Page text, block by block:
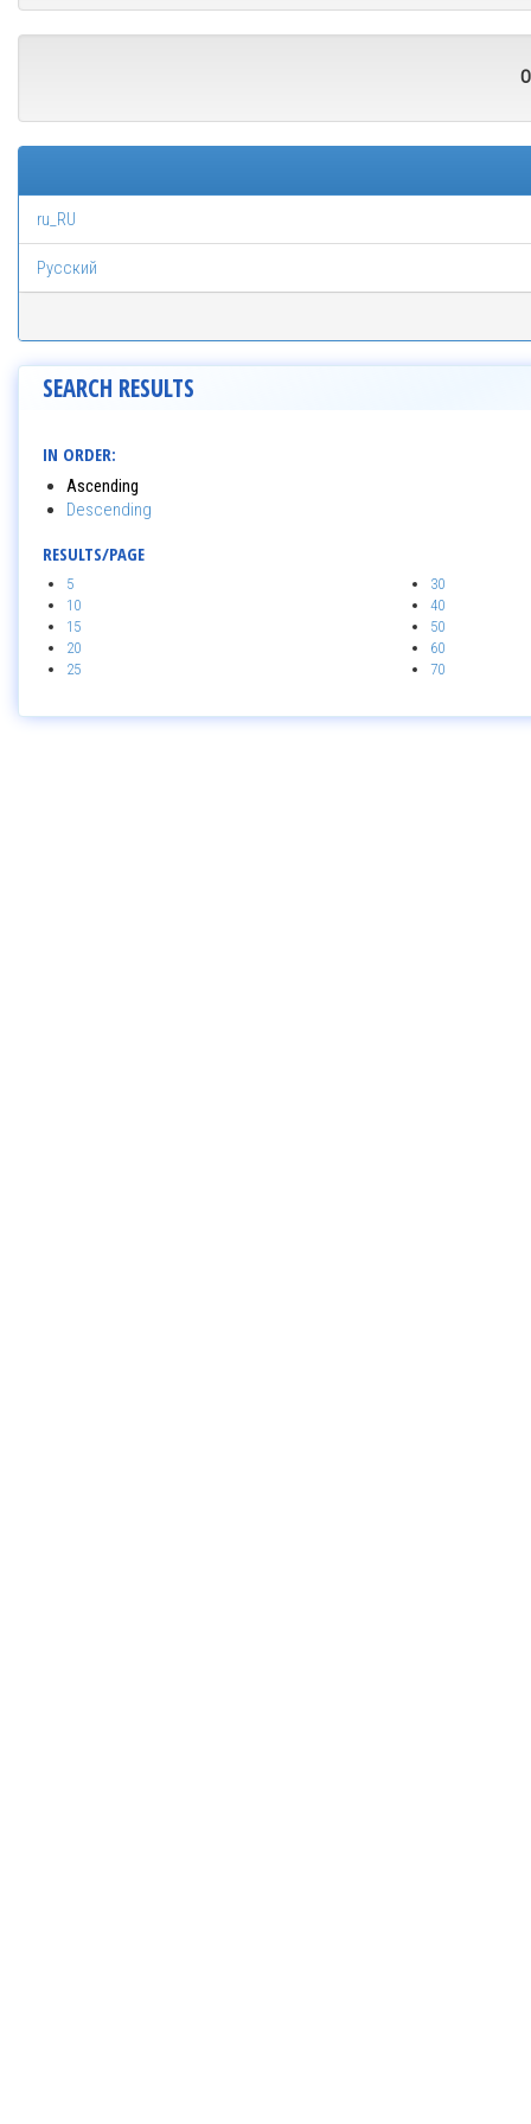
ru_RU
Русский
SEARCH RESULTS
IN ORDER:
Ascending
Descending
RESULTS/PAGE
5
10
15
20
25
30
40
50
60
70